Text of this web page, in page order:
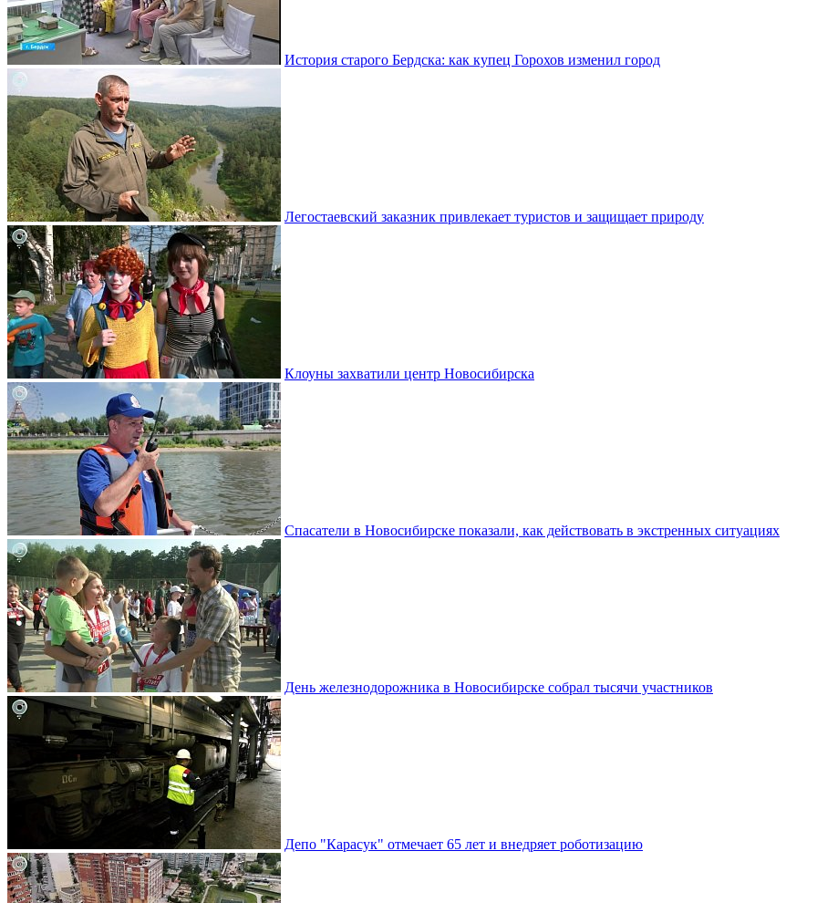
История старого Бердска: как купец Горохов изменил город
Легостаевский заказник привлекает туристов и защищает природу
Клоуны захватили центр Новосибирска
Спасатели в Новосибирске показали, как действовать в экстренных ситуациях
День железнодорожника в Новосибирске собрал тысячи участников
Депо "Карасук" отмечает 65 лет и внедряет роботизацию